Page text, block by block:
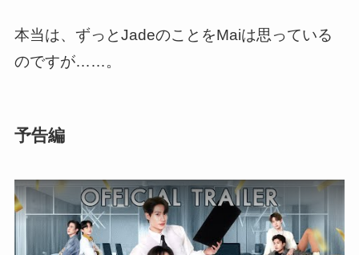
本当は、ずっとJadeのことをMaiは思っている
のですが……。
予告編
この動画を YouTube で視聴